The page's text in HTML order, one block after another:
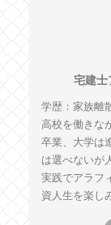
宅建士
学歴：家族離
高校を働きな
卒業、大学は
は選べないが
実践でアラフ
資人生を楽し